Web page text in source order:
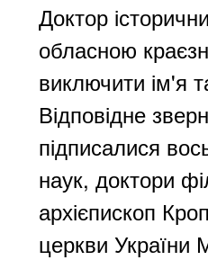
Доктор
обласною
виключити ім'я
Відповідне
підписалися
наук, доктори
архієпископ
церкви України